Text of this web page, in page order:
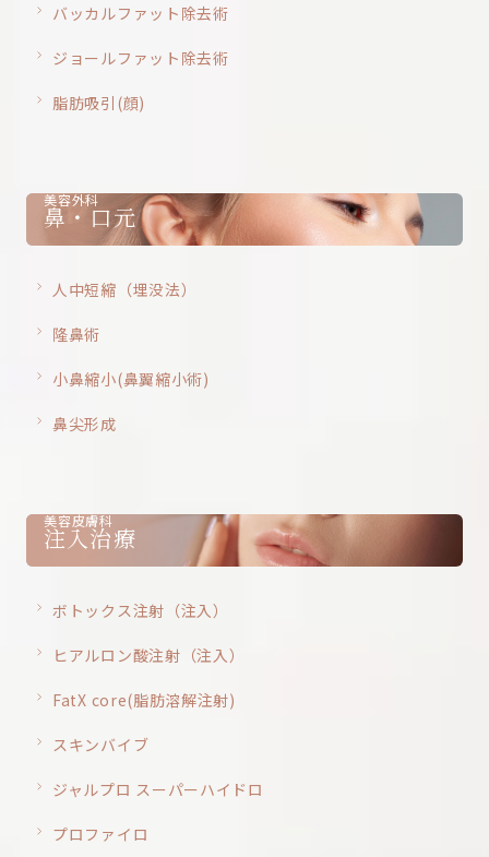
バッカルファット除去術
ジョールファット除去術
脂肪吸引(顔)
美容外科
鼻・口元
人中短縮（埋没法）
隆鼻術
小鼻縮小(鼻翼縮小術)
鼻尖形成
美容皮膚科
注入治療
ボトックス注射（注入）
ヒアルロン酸注射（注入）
FatX core(脂肪溶解注射)
スキンバイブ
ジャルプロ スーパーハイドロ
プロファイロ